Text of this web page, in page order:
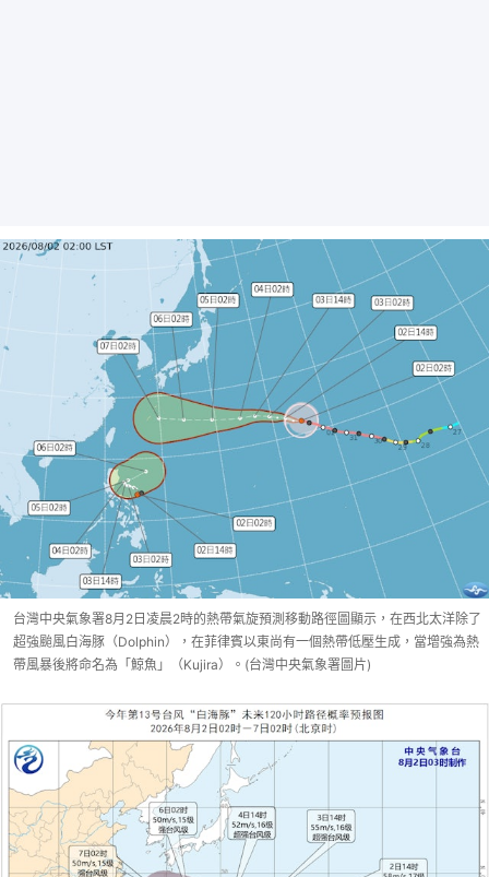
台灣中央氣象署8月2日凌晨2時的熱帶氣旋預測移動路徑圖顯示，在西北太洋除了
超強颱風白海豚（Dolphin），在菲律賓以東尚有一個熱帶低壓生成，當增強為熱
帶風暴後將命名為「鯨魚」（Kujira）。(台灣中央氣象署圖片)